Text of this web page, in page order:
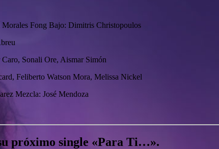
Fong Bajo: Dimitris Christopoulos
Sonali Ore, Aismar Simón
Feliberto Watson Mora, Melissa Nickel
Mezcla: José Mendoza
próximo single «Para Ti…».